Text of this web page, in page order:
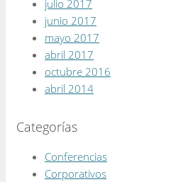
julio 2017
junio 2017
mayo 2017
abril 2017
octubre 2016
abril 2014
Categorías
Conferencias
Corporativos